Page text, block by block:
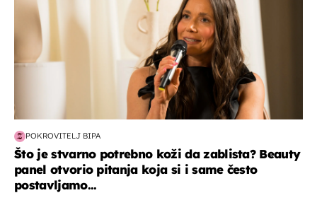
POKROVITELJ BIPA
Što je stvarno potrebno koži da zablista? Beauty
panel otvorio pitanja koja si i same često
postavljamo...